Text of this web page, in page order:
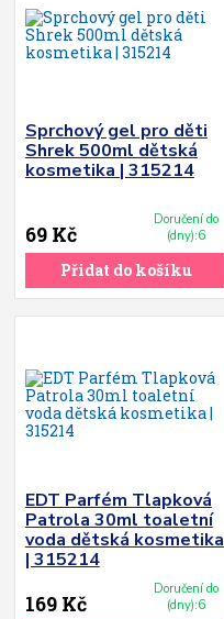
Sprchový gel pro děti
Shrek 500ml dětská
kosmetika | 315214
69 Kč
Doručení do
(dny):6
Přidat do košíku
EDT Parfém Tlapková
Patrola 30ml toaletní
voda dětská kosmetika
| 315214
169 Kč
Doručení do
(dny):6